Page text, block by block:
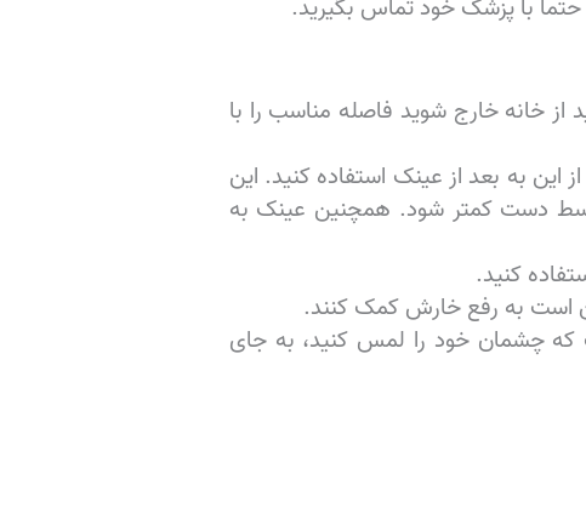
خانه خارج شوید فاصله مناسب را با
به بعد از عینک استفاده کنید. این
دست کمتر شود. همچنین عینک به
کنید.
است به رفع خارش کمک کنند.
۲۰ ثانیه بشویید. اگر نیاز است که چشمان خود را لمس کنید، به جای